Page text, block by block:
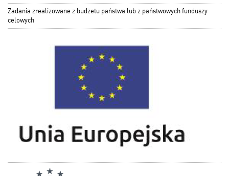
Zadania zrealizowane z budżetu państwa lub z państwowych funduszy
celowych